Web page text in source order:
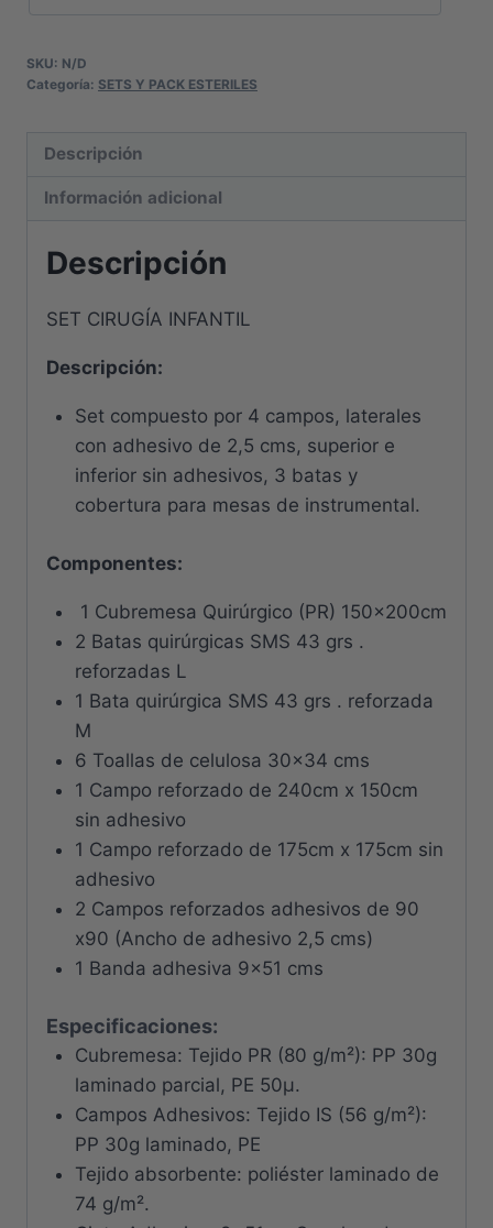
SKU: N/D
Categoría: SETS Y PACK ESTERILES
Descripción
Información adicional
Descripción
SET CIRUGÍA INFANTIL
Descripción:
Set compuesto por 4 campos, laterales
con adhesivo de 2,5 cms, superior e
inferior sin adhesivos, 3 batas y
cobertura para mesas de instrumental.
Componentes:
1 Cubremesa Quirúrgico (PR) 150x200cm
2 Batas quirúrgicas SMS 43 grs .
reforzadas L
1 Bata quirúrgica SMS 43 grs . reforzada
M
6 Toallas de celulosa 30×34 cms
1 Campo reforzado de 240cm x 150cm
sin adhesivo
1 Campo reforzado de 175cm x 175cm sin
adhesivo
2 Campos reforzados adhesivos de 90
x90 (Ancho de adhesivo 2,5 cms)
1 Banda adhesiva 9×51 cms
Especificaciones:
Cubremesa: Tejido PR (80 g/m²): PP 30g
laminado parcial, PE 50μ.
Campos Adhesivos: Tejido IS (56 g/m²):
PP 30g laminado, PE
Tejido absorbente: poliéster laminado de
74 g/m².